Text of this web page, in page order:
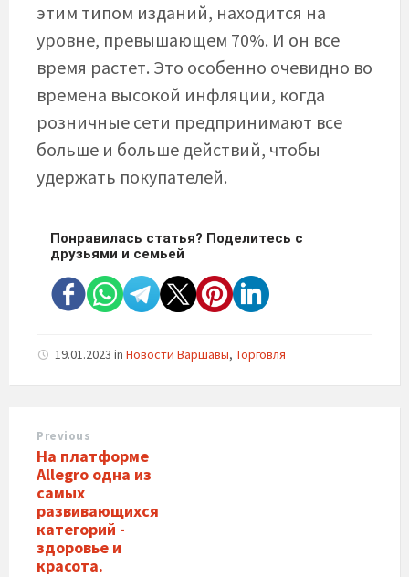
этим типом изданий, находится на
уровне, превышающем 70%. И он все
время растет. Это особенно очевидно во
времена высокой инфляции, когда
розничные сети предпринимают все
больше и больше действий, чтобы
удержать покупателей.
Понравилась статья? Поделитесь с
друзьями и семьей
19.01.2023 in Новости Варшавы, Торговля
Previous
На платформе
Allegro одна из
самых
развивающихся
категорий -
здоровье и
красота.